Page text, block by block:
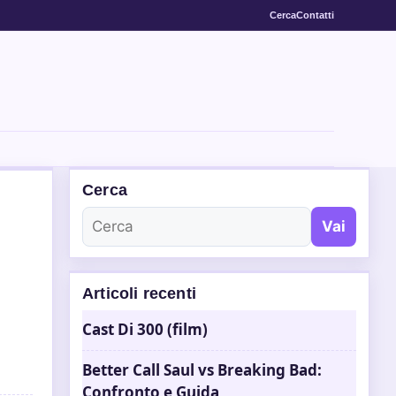
CercaContatti
Cerca
Vai
Articoli recenti
Cast Di 300 (film)
Better Call Saul vs Breaking Bad: